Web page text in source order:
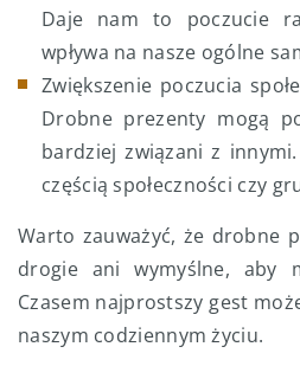
Daje nam to poczucie
wpływa na nasze ogólne
Zwiększenie poczucia
Drobne prezenty mogą
bardziej związani z
częścią społeczności czy
Warto zauważyć, że drobne
drogie ani wymyślne, aby
Czasem najprostszy gest
naszym codziennym życiu.